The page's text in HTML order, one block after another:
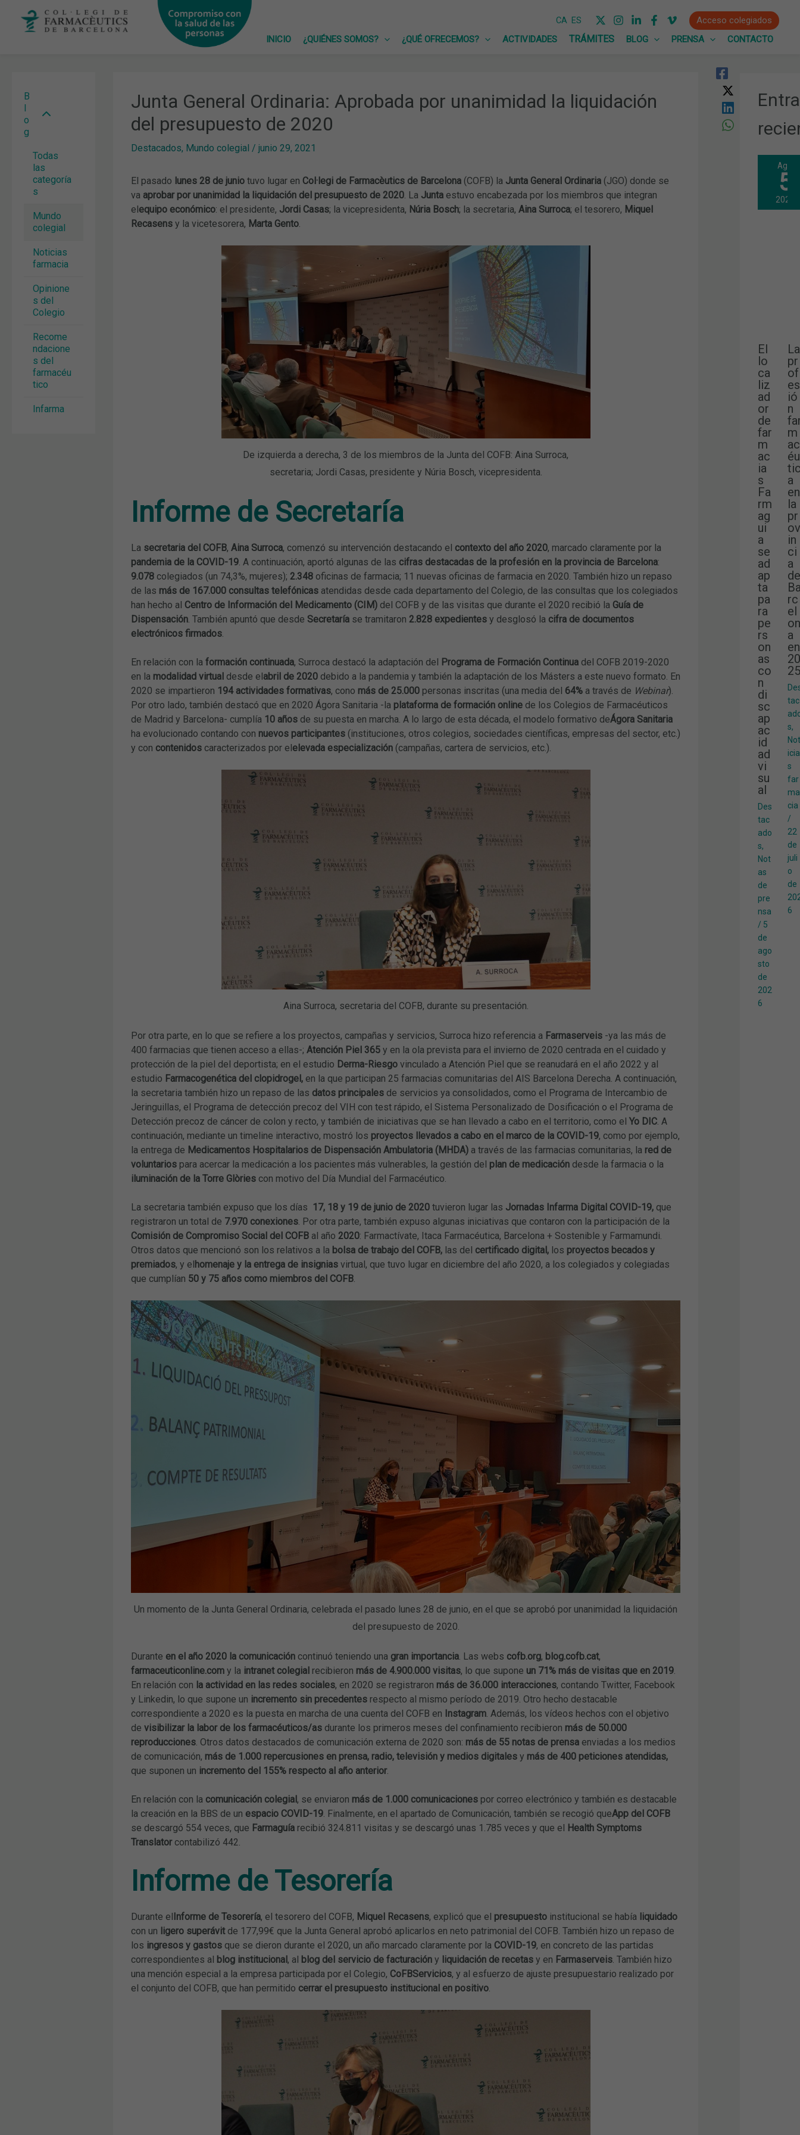
CA ES
Acceso colegiados
INICIO
¿QUIÉNES SOMOS? ¿QUÉ OFRECEMOS? ACTIVIDADES BLOG PRENSA CONTACTO
B
l
o
g
Todas
las
categoría
s
Mundo
colegial
Noticias
farmacia
Opinione
s del
Colegio
Recome
ndacione
s del
farmacéu
tico
Infarma
Junta General Ordinaria: Aprobada por unanimidad la liquidación
del presupuesto de 2020
Destacados, Mundo colegial / junio 29, 2021
El pasado lunes 28 de junio tuvo lugar en Col·legi de Farmacèutics de Barcelona (COFB) la Junta General Ordinaria (JGO) donde se
va aprobar por unanimidad la liquidación del presupuesto de 2020. La Junta estuvo encabezada por los miembros que integran
elequipo económico: el presidente, Jordi Casas; la vicepresidenta, Núria Bosch; la secretaria, Aina Surroca; el tesorero, Miquel
Recasens y la vicetesorera, Marta Gento.
De izquierda a derecha, 3 de los miembros de la Junta del COFB: Aina Surroca,
secretaria; Jordi Casas, presidente y Núria Bosch, vicepresidenta.
Informe de Secretaría
La secretaria del COFB, Aina Surroca, comenzó su intervención destacando el contexto del año 2020, marcado claramente por la
pandemia de la COVID-19. A continuación, aportó algunas de las cifras destacadas de la profesión en la provincia de Barcelona:
9.078 colegiados (un 74,3%, mujeres); 2.348 oficinas de farmacia; 11 nuevas oficinas de farmacia en 2020. También hizo un repaso
de las más de 167.000 consultas telefónicas atendidas desde cada departamento del Colegio, de las consultas que los colegiados
han hecho al Centro de Información del Medicamento (CIM) del COFB y de las visitas que durante el 2020 recibió la Guía de
Dispensación. También apuntó que desde Secretaría se tramitaron 2.828 expedientes y desglosó la cifra de documentos
electrónicos firmados.
En relación con la formación continuada, Surroca destacó la adaptación del Programa de Formación Continua del COFB 2019-2020
en la modalidad virtual desde el abril de 2020 debido a la pandemia y también la adaptación de los Másters a este nuevo formato. En
2020 se impartieron 194 actividades formativas, cono más de 25.000 personas inscritas (una media del 64% a través de Webinar).
Por otro lado, también destacó que en 2020 Ágora Sanitaria -la plataforma de formación online de los Colegios de Farmacéuticos
de Madrid y Barcelona- cumplía 10 años de su puesta en marcha. A lo largo de esta década, el modelo formativo deÁgora Sanitaria
ha evolucionado contando con nuevos participantes (instituciones, otros colegios, sociedades científicas, empresas del sector, etc.)
y con contenidos caracterizados por el elevada especialización (campañas, cartera de servicios, etc.).
Aina Surroca, secretaria del COFB, durante su presentación.
Por otra parte, en lo que se refiere a los proyectos, campañas y servicios, Surroca hizo referencia a Farmaserveis -ya las más de
400 farmacias que tienen acceso a ellas-; Atención Piel 365 y en la ola prevista para el invierno de 2020 centrada en el cuidado y
protección de la piel del deportista; en el estudio Derma-Riesgo vinculado a Atención Piel que se reanudará en el año 2022 y al
estudio Farmacogenética del clopidrogel, en la que participan 25 farmacias comunitarias del AIS Barcelona Derecha. A continuación,
la secretaria también hizo un repaso de las datos principales de servicios ya consolidados, como el Programa de Intercambio de
Jeringuillas, el Programa de detección precoz del VIH con test rápido, el Sistema Personalizado de Dosificación o el Programa de
Detección precoz de cáncer de colon y recto, y también de iniciativas que se han llevado a cabo en el territorio, como el Yo DIC. A
continuación, mediante un timeline interactivo, mostró los proyectos llevados a cabo en el marco de la COVID-19, como por ejemplo,
la entrega de Medicamentos Hospitalarios de Dispensación Ambulatoria (MHDA) a través de las farmacias comunitarias, la red de
voluntarios para acercar la medicación a los pacientes más vulnerables, la gestión del plan de medicación desde la farmacia o la
iluminación de la Torre Glòries con motivo del Día Mundial del Farmacéutico.
La secretaria también expuso que los días 17, 18 y 19 de junio de 2020 tuvieron lugar las Jornadas Infarma Digital COVID-19, que
registraron un total de 7.970 conexiones. Por otra parte, también expuso algunas iniciativas que contaron con la participación de la
Comisión de Compromiso Social del COFB al año 2020: Farmactívate, Itaca Farmacéutica, Barcelona + Sostenible y Farmamundi.
Otros datos que mencionó son los relativos a la bolsa de trabajo del COFB, las del certificado digital, los proyectos becados y
premiados, y elhomenaje y la entrega de insignias virtual, que tuvo lugar en diciembre del año 2020, a los colegiados y colegiadas
que cumplían 50 y 75 años como miembros del COFB.
Un momento de la Junta General Ordinaria, celebrada el pasado lunes 28 de junio, en el que se aprobó por unanimidad la liquidación
del presupuesto de 2020.
Durante en el año 2020 la comunicación continuó teniendo una gran importancia. Las webs cofb.org, blog.cofb.cat,
farmaceuticonline.com y la intranet colegial recibieron más de 4.900.000 visitas, lo que supone un 71% más de visitas que en 2019.
En relación con la actividad en las redes sociales, en 2020 se registraron más de 36.000 interacciones, contando Twitter, Facebook
y Linkedin, lo que supone un incremento sin precedentes respecto al mismo período de 2019. Otro hecho destacable
correspondiente a 2020 es la puesta en marcha de una cuenta del COFB en Instagram. Además, los vídeos hechos con el objetivo
de visibilizar la labor de los farmacéuticos/as durante los primeros meses del confinamiento recibieron más de 50.000
reproducciones. Otros datos destacados de comunicación externa de 2020 son: más de 55 notas de prensa enviadas a los medios
de comunicación, más de 1.000 repercusiones en prensa, radio, televisión y medios digitales y más de 400 peticiones atendidas,
que suponen un incremento del 155% respecto al año anterior.
En relación con la comunicación colegial , se enviaron más de 1.000 comunicaciones por correo electrónico y también es destacable
la creación en la BBS de un espacio COVID-19. Finalmente, en el apartado de Comunicación, también se recogió queApp del COFB
se descargó 554 veces, que Farmaguía recibió 324.811 visitas y se descargó unas 1.785 veces y que el
Health Symptoms
Translatorcontabilizó 442.
Informe de Tesorería
Durante el Informe de Tesorería, el tesorero del COFB, Miquel Recasens, explicó que el presupuesto institucional se había liquidado
con un ligero superávitde 177,99€ que la Junta General aprobó aplicarlos en neto patrimonial del COFB. También hizo un repaso de
los ingresos y gastos que se dieron durante el 2020, un año marcado claramente por la COVID-19, en concreto de las partidas
correspondientes al
blog institucional , al blog del servicio de facturación y liquidación de recetas y en Farmaserveis. También hizo
una mención especial a la empresa participada por el Colegio, CoFBServicios, y al esfuerzo de ajuste presupuestario realizado por
el conjunto del COFB, que han permitido cerrar el presupuesto institucional en positivo.
Ago
5
2026
El
lo
ca
liz
ad
or
de
far
m
ac
ia
s
Fa
rm
ag
ui
a
se
ad
ap
ta
pa
ra
pe
rs
on
as
co
n
di
sc
ap
ac
id
ad
vi
su
al
Des
tac
ado
s,
Not
as
de
pre
nsa
/ 5
de
ago
sto
de
202
6
La
pr
of
es
ió
n
m
ac
éu
a
en
la
pr
ov
in
ci
a
de
rc
el
on
a
en
20
25
tac
s,
Not
icia
s
far
ma
cia
/
22
de
juli
o
de
6